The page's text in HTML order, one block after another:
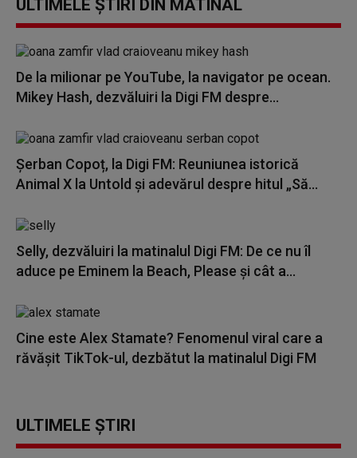
ULTIMELE ȘTIRI DIN MATINAL
De la milionar pe YouTube, la navigator pe ocean.
Mikey Hash, dezvăluiri la Digi FM despre...
Șerban Copoț, la Digi FM: Reuniunea istorică
Animal X la Untold și adevărul despre hitul „Să...
Selly, dezvăluiri la matinalul Digi FM: De ce nu îl
aduce pe Eminem la Beach, Please și cât a...
Cine este Alex Stamate? Fenomenul viral care a
răvășit TikTok-ul, dezbătut la matinalul Digi FM
ULTIMELE ȘTIRI